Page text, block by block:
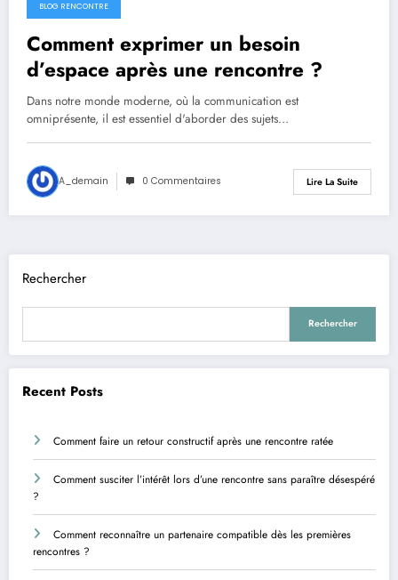
BLOG RENCONTRE
Comment exprimer un besoin
d’espace après une rencontre ?
Dans notre monde moderne, où la communication est
omniprésente, il est essentiel d'aborder des sujets…
A_demain 0 Commentaires Lire La Suite
Rechercher
Rechercher
Recent Posts
Comment faire un retour constructif après une rencontre ratée
Comment susciter l’intérêt lors d’une rencontre sans paraître désespéré
?
Comment reconnaître un partenaire compatible dès les premières
rencontres ?